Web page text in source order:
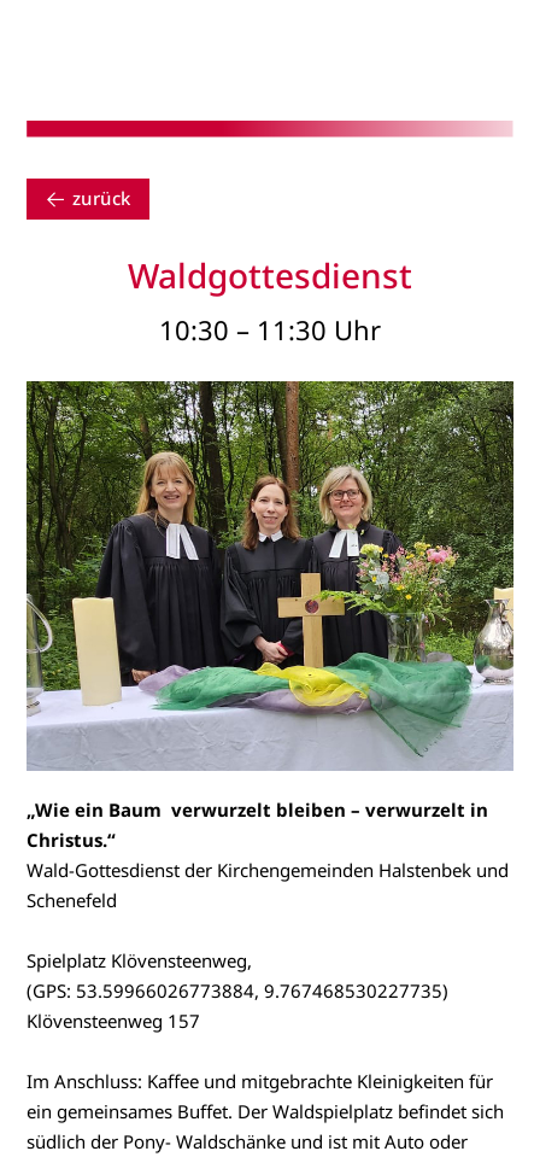
zurück
Waldgottesdienst
10:30 – 11:30 Uhr
„Wie ein Baum verwurzelt bleiben – verwurzelt in
Christus.“
Wald-Gottesdienst der Kirchengemeinden Halstenbek und
Schenefeld
Spielplatz Klövensteenweg,
(GPS: 53.59966026773884, 9.767468530227735)
Klövensteenweg 157
Im Anschluss: Kaffee und mitgebrachte Kleinigkeiten für
ein gemeinsames Buffet. Der Waldspielplatz befindet sich
südlich der Pony- Waldschänke und ist mit Auto oder